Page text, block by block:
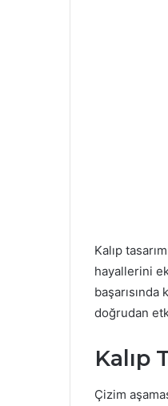
Kalıp
hayallerini
doğrudan
Kalıp
Çizim